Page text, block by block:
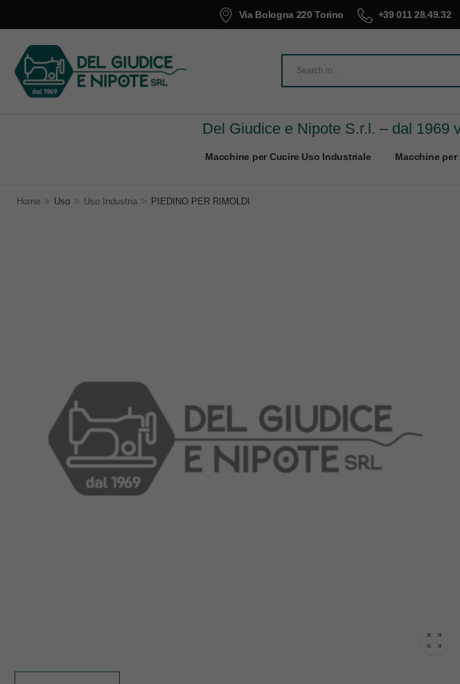
Via Bologna 220 Torino +39 011 28.49.32
Del Giudice e Nipote S.r.l. – dal 1969
Macchine per Cucire Uso Industriale Macchine per
Home > Uso > Uso Industria > PIEDINO PER RIMOLDI